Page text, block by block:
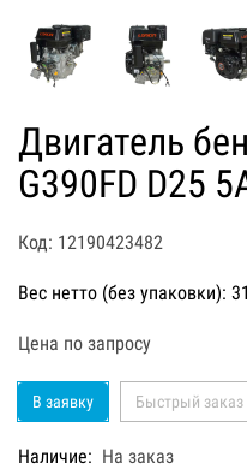
Двигатель
G390FD D25
Код: 12190423482
Вес нетто (без упаковки):
Цена по запросу
В заявку Быстрый заказ
Наличие: На заказ